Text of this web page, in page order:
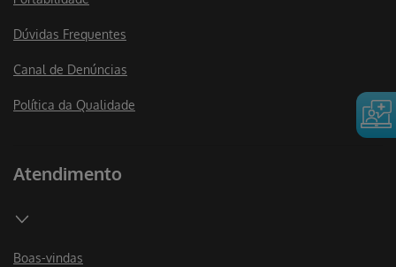
Dúvidas Frequentes
Canal de Denúncias
Política da Qualidade
Atendimento
Boas-vindas